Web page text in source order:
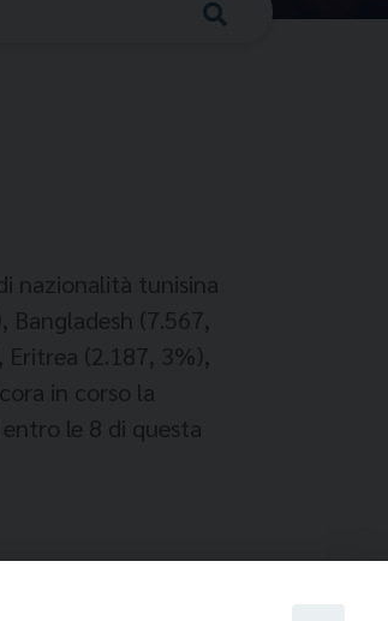
nazionalità tunisina
(7.567,
Eritrea (2.187, 3%),
in corso la
le 8 di questa